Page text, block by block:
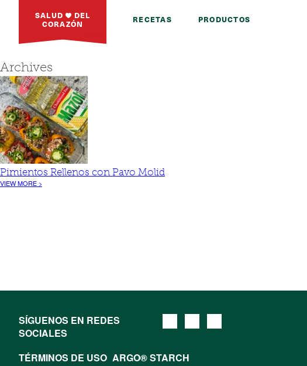
SALUD DEL
CORAZÓN RECETAS PRODUCTOS
Archives
Pimientos Rellenos con Pavo Molid
VIEW MORE >
SÍGUENOS EN REDES
SOCIALES
TÉRMINOS DE USO ARGO® STARCH